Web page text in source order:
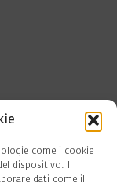
come i cookie
dispositivo. Il
dati come il